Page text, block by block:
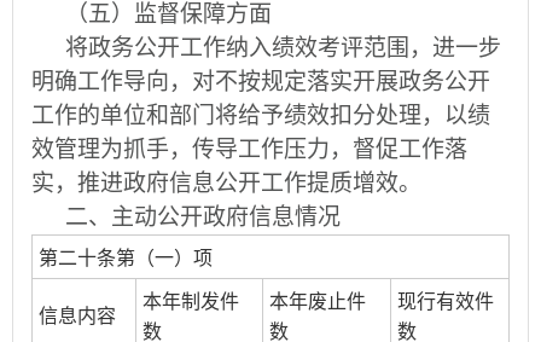
（五）监督保障方面
将政务公开工作纳入绩效考评范围，进一步
明确工作导向，对不按规定落实开展政务公开
工作的单位和部门将给予绩效扣分处理，以绩
效管理为抓手，传导工作压力，督促工作落
实，推进政府信息公开工作提质增效。
二、主动公开政府信息情况
第二十条第（一）项
信息内容
本年制发件
数
本年废止件
数
现行有效件
数